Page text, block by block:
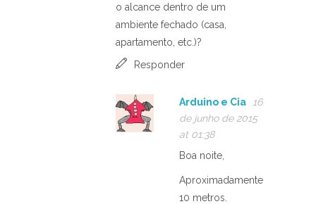
o alcance dentro de um
ambiente fechado (casa,
apartamento, etc.)?
Responder
Arduino e Cia
16
de junho de 2015
at 01:38
Boa noite,
Aproximadamente
10 metros.